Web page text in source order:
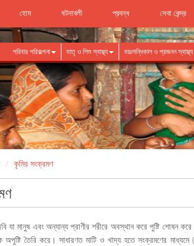
হোম ঘটনাবলী প্রবন্ধ সেবা কেন্দ্র
পরিবার পরিকল্পনা মাতৃ ও শিশু স্বাস্থ্য বয়ঃসন্ধিকাল ও প্রজনন স্বাস্থ্য
কৃমির সংক্রমণ
যা মানুষ এবং অন্যান্য প্রাণীর শরীরে অবস্থান করে পুষ্টি শোষন
অপুষ্টি তৈরি করে। সাধারণত মাটি ও খাদ্য হতে সংক্রমণের